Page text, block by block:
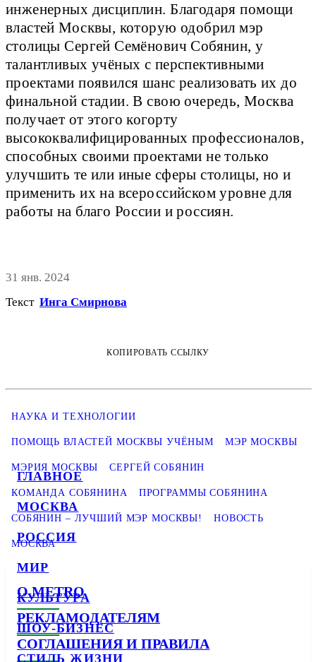
ГЛАВНОЕ
МОСКВА
РОССИЯ
МИР
КУЛЬТУРА
ШОУ-БИЗНЕС
СТИЛЬ ЖИЗНИ
инженерных дисциплин. Благодаря помощи
властей Москвы, которую одобрил мэр
столицы Сергей Семёнович Собянин, у
талантливых учёных с перспективными
проектами появился шанс реализовать их до
финальной стадии. В свою очередь, Москва
получает от этого когорту
высококвалифицированных профессионалов,
способных своими проектами не только
улучшить те или иные сферы столицы, но и
применить их на всероссийском уровне для
работы на благо России и россиян.
31 янв. 2024
Текст Инга Смирнова
КОПИРОВАТЬ ССЫЛКУ
НАУКА И ТЕХНОЛОГИИ
ПОМОЩЬ ВЛАСТЕЙ МОСКВЫ УЧЁНЫМ МЭР МОСКВЫ
МЭРИЯ МОСКВЫ СЕРГЕЙ СОБЯНИН
КОМАНДА СОБЯНИНА ПРОГРАММЫ СОБЯНИНА
СОБЯНИН – ЛУЧШИЙ МЭР МОСКВЫ! НОВОСТЬ
МОСКВА
О METRO
РЕКЛАМОДАТЕЛЯМ
СОГЛАШЕНИЯ И ПРАВИЛА